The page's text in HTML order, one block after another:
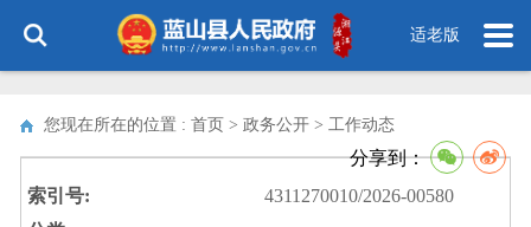
适老版
您现在所在的位置 : 首页 > 政务公开 > 工作动态
分享到：
索引号:
4311270010/2026-00580